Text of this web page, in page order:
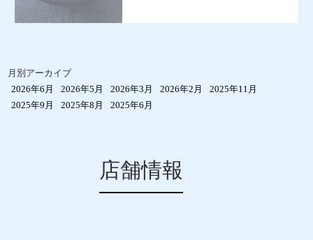
月別アーカイブ
2026年6月
2026年5月 2026年3月 2026年2月
2025年11月
2025年9月
2025年8月 2025年6月
店舗情報